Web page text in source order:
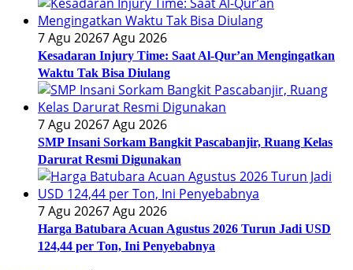
7 Agu 20267 Agu 2026
Kesadaran Injury Time: Saat Al-Qur’an Mengingatkan
Waktu Tak Bisa Diulang
7 Agu 20267 Agu 2026
SMP Insani Sorkam Bangkit Pascabanjir, Ruang Kelas
Darurat Resmi Digunakan
7 Agu 20267 Agu 2026
Harga Batubara Acuan Agustus 2026 Turun Jadi USD
124,44 per Ton, Ini Penyebabnya